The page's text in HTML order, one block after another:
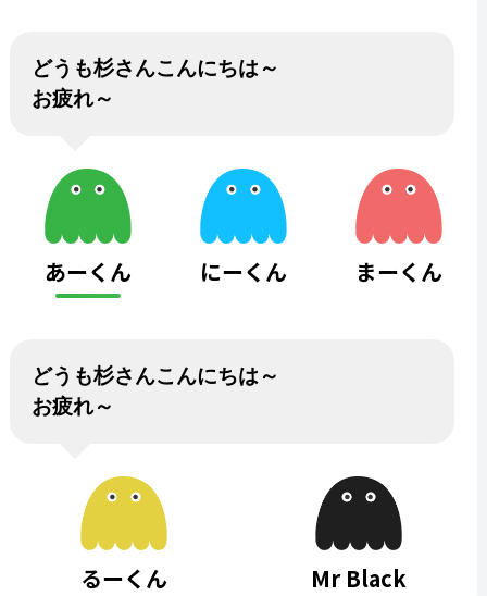
どうも杉さんこんにちは～
お疲れ～
あーくん にーくん まーくん
どうも杉さんこんにちは～
お疲れ～
るーくん Mr Black